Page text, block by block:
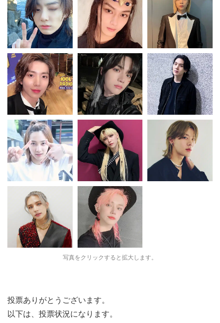
写真をクリックすると拡大します。
投票ありがとうございます。
以下は、投票状況になります。